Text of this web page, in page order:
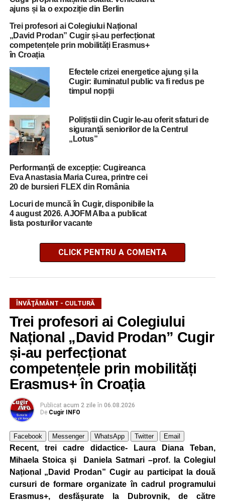
ajuns și la o expoziție din Berlin
Trei profesori ai Colegiului Național
„David Prodan” Cugir și-au perfecționat
competențele prin mobilități Erasmus+
în Croația
Efectele crizei energetice ajung și la
Cugir: iluminatul public va fi redus pe
timpul nopții
Polițiștii din Cugir le-au oferit sfaturi de
siguranță seniorilor de la Centrul
„Lotus”
Performanță de excepție: Cugireanca
Eva Anastasia Maria Curea, printre cei
20 de bursieri FLEX din România
Locuri de muncă în Cugir, disponibile la
4 august 2026. AJOFM Alba a publicat
lista posturilor vacante
CLICK PENTRU A COMENTA
ÎNVĂŢĂMÂNT - CULTURĂ
Trei profesori ai Colegiului
Național „David Prodan” Cugir
și-au perfecționat
competențele prin mobilități
Erasmus+ în Croația
Publicat acum 2 zile în 06.08.2026
De Cugir INFO
Facebook Messenger WhatsApp Twitter Email
Recent, trei cadre didactice- Laura Diana Teban,
Mihaela Stoica și Daniela Satmari –prof. la Colegiul
Național „David Prodan” Cugir au participat la două
cursuri de formare organizate în cadrul programului
Erasmus+, desfășurate la Dubrovnik, de către